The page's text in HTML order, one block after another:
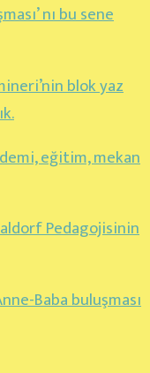
nı bu sene
blok yaz
eğitim, mekan
Pedagojisinin
Baba buluşması